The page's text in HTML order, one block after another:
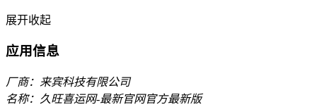
展开收起
应用信息
厂商：来宾科技有限公司
名称：久旺喜运网-最新官网官方最新版